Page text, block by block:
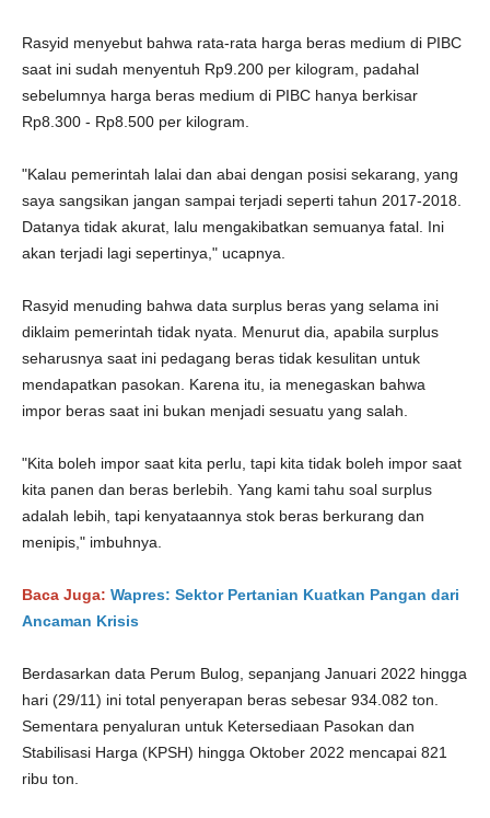
Rasyid menyebut bahwa rata-rata harga beras medium di PIBC
saat ini sudah menyentuh Rp9.200 per kilogram, padahal
sebelumnya harga beras medium di PIBC hanya berkisar
Rp8.300 - Rp8.500 per kilogram.
"Kalau pemerintah lalai dan abai dengan posisi sekarang, yang
saya sangsikan jangan sampai terjadi seperti tahun 2017-2018.
Datanya tidak akurat, lalu mengakibatkan semuanya fatal. Ini
akan terjadi lagi sepertinya," ucapnya.
Rasyid menuding bahwa data surplus beras yang selama ini
diklaim pemerintah tidak nyata. Menurut dia, apabila surplus
seharusnya saat ini pedagang beras tidak kesulitan untuk
mendapatkan pasokan. Karena itu, ia menegaskan bahwa
impor beras saat ini bukan menjadi sesuatu yang salah.
"Kita boleh impor saat kita perlu, tapi kita tidak boleh impor saat
kita panen dan beras berlebih. Yang kami tahu soal surplus
adalah lebih, tapi kenyataannya stok beras berkurang dan
menipis," imbuhnya.
Baca Juga: Wapres: Sektor Pertanian Kuatkan Pangan dari
Ancaman Krisis
Berdasarkan data Perum Bulog, sepanjang Januari 2022 hingga
hari (29/11) ini total penyerapan beras sebesar 934.082 ton.
Sementara penyaluran untuk Ketersediaan Pasokan dan
Stabilisasi Harga (KPSH) hingga Oktober 2022 mencapai 821
ribu ton.